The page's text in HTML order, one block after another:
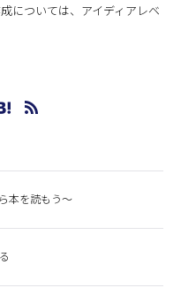
については、アイディアレベ
本を読もう〜